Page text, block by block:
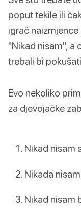
poput tekile ili
igrač
"Nikad nisam", a
trebali bi
Evo nekoliko
za djevojačke
Nikad nisam
Nikada
Nikad nisam